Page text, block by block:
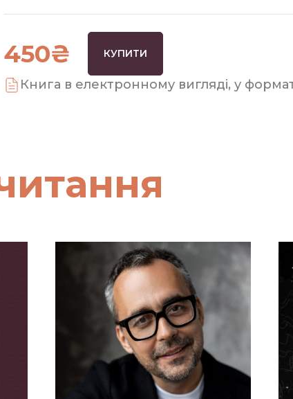
450₴ КУПИТИ
Книга в електронному вигляді, у